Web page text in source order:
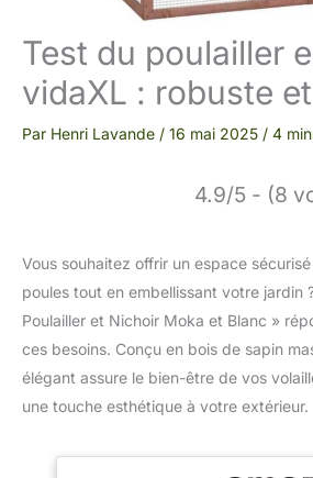
Test du poulailler
vidaXL : robuste
Par Henri Lavande / 16 mai 2025 / 4
4.9/5 - (8
Vous souhaitez offrir un espace
poules tout en embellissant votre jardin
Poulailler et Nichoir Moka et Blanc »
ces besoins. Conçu en bois de sapin
élégant assure le bien-être de vos
une touche esthétique à votre extérieur.